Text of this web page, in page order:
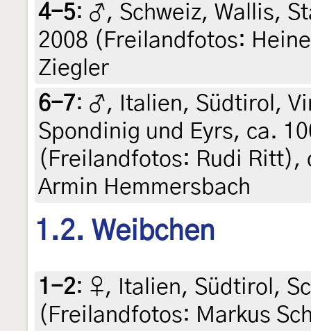
4-5: ♂, Schweiz, Wallis,
2008 (Freilandfotos:
Ziegler
6-7: ♂, Italien, Südtirol,
Spondinig und Eyrs, ca.
(Freilandfotos: Rudi Ritt),
Armin Hemmersbach
1.2. Weibchen
1-2: ♀, Italien, Südtirol,
(Freilandfotos: Markus